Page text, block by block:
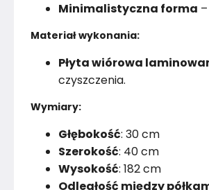
Minimalistyczna forma
Materiał wykonania:
Płyta wiórowa
czyszczenia.
Wymiary:
Głębokość: 30 cm
Szerokość: 40 cm
Wysokość: 182 cm
Odległość między